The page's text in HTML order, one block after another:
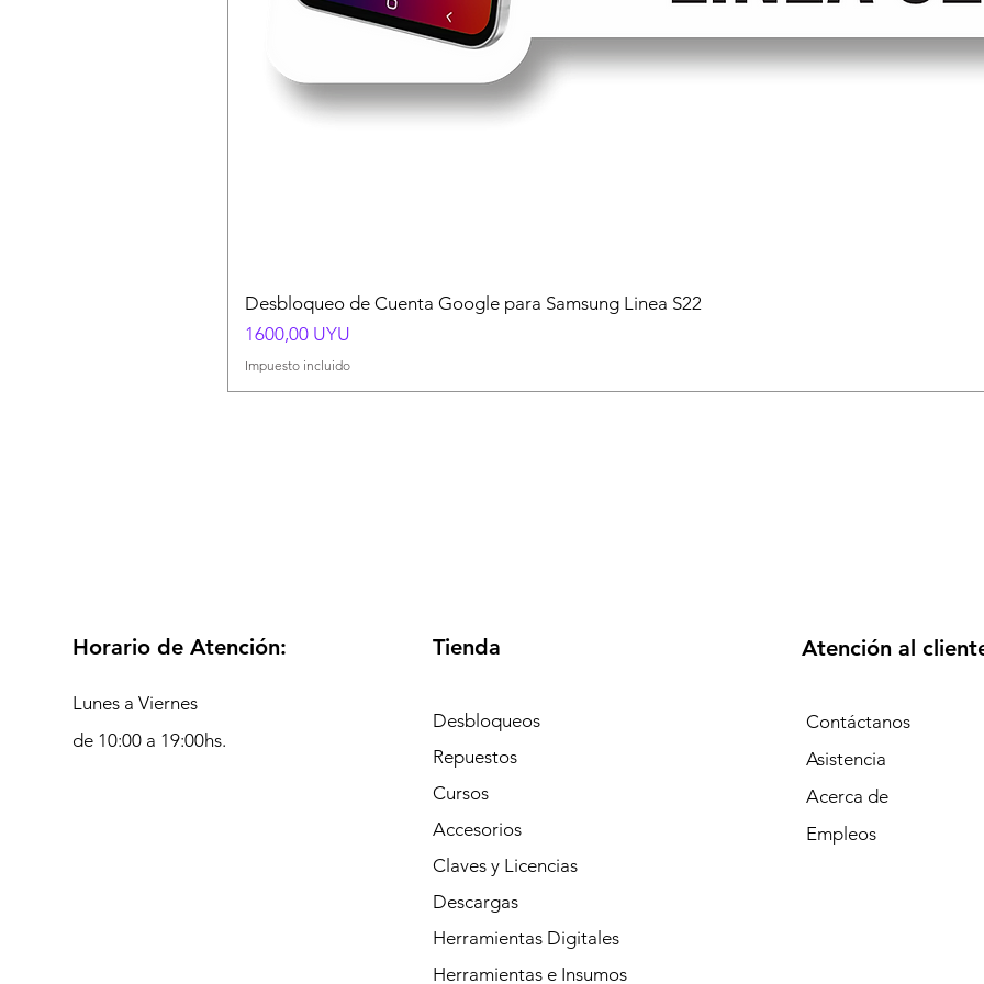
Desbloqueo de Cuenta Google para Samsung Linea S22
Precio
1600,00 UYU
Impuesto incluido
Horario de Atención:
Lunes a Viernes
de 10:00 a 19:00hs.
Tienda
Desbloqueos
Repuestos
Cursos
Accesorios
Claves y Licencias
Descargas
Herramientas Digitales
Herramientas e Insumos
Atención al
Contáctanos
Asistencia
Acerca de
Empleos